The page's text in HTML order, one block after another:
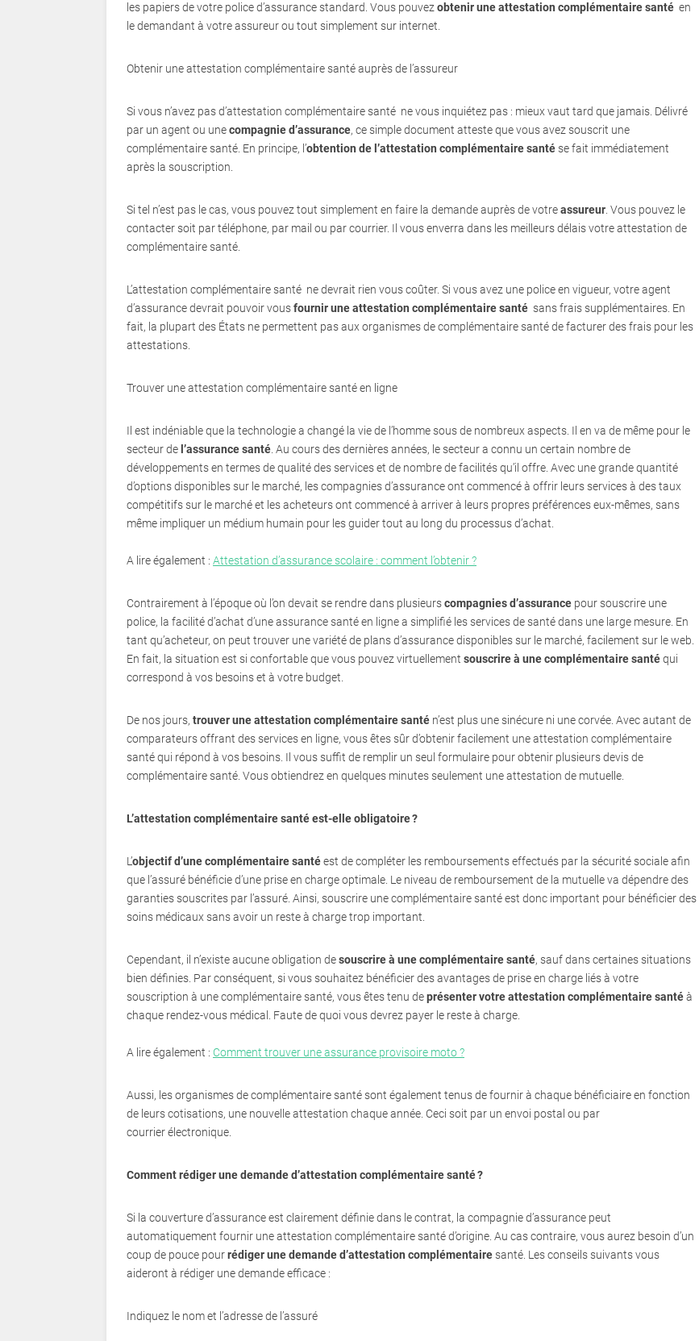
les papiers de votre police d’assurance standard. Vous pouvezobtenir une attestation complémentaire santé en
le demandant à votre assureur ou tout simplement sur internet.
Obtenir une attestation complémentaire santé auprès de l’assureur
Si vous n’avez pas d’attestation complémentaire santé ne vous inquiétez pas : mieux vaut tard que jamais. Délivré
par un agent ou unecompagnie d’assurance, ce simple document atteste que vous avez souscrit une
complémentaire santé. En principe, l’obtention de l’attestation complémentaire santé se fait immédiatement
après la souscription.
Si tel n’est pas le cas, vous pouvez tout simplement en faire la demande auprès de votreassureur. Vous pouvez le
contacter soit par téléphone, par mail ou par courrier. Il vous enverra dans les meilleurs délais votre attestation de
complémentaire santé.
L’attestation complémentaire santé ne devrait rien vous coûter. Si vous avez une police en vigueur, votre agent
d’assurance devrait pouvoir vousfournir une attestation complémentaire santé sans frais supplémentaires. En
fait, la plupart des États ne permettent pas aux organismes de complémentaire santé de facturer des frais pour les
attestations.
Trouver une attestation complémentaire santé en ligne
Il est indéniable que la technologie a changé la vie de l’homme sous de nombreux aspects. Il en va de même pour le
secteur de l’assurance santé. Au cours des dernières années, le secteur a connu un certain nombre de
développements en termes de qualité des services et de nombre de facilités qu’il offre. Avec une grande quantité
d’options disponibles sur le marché, les compagnies d’assurance ont commencé à offrir leurs services à des taux
compétitifs sur le marché et les acheteurs ont commencé à arriver à leurs propres préférences eux-mêmes, sans
même impliquer un médium humain pour les guider tout au long du processus d’achat.
A lire également : Attestation d’assurance scolaire : comment l’obtenir ?
Contrairement à l’époque où l’on devait se rendre dans plusieurscompagnies d’assurance pour souscrire une
police, la facilité d’achat d’une assurance santé en ligne a simplifié les services de santé dans une large mesure. En
tant qu’acheteur, on peut trouver une variété de plans d’assurance disponibles sur le marché, facilement sur le web.
En fait, la situation est si confortable que vous pouvez virtuellement souscrire à une complémentaire santéqui
correspond à vos besoins et à votre budget.
De nos jours, trouver une attestation complémentaire santé n’est plus une sinécure ni une corvée. Avec autant de
comparateurs offrant des services en ligne, vous êtes sûr d’obtenir facilement une attestation complémentaire
santé qui répond à vos besoins. Il vous suffit de remplir un seul formulaire pour obtenir plusieurs devis de
complémentaire santé. Vous obtiendrez en quelques minutes seulement une attestation de mutuelle.
L’attestation complémentaire santé est-elle obligatoire ?
L’objectif d’une complémentaire santéest de compléter les remboursements effectués par la sécurité sociale afin
que l’assuré bénéficie d’une prise en charge optimale. Le niveau de remboursement de la mutuelle va dépendre des
garanties souscrites par l’assuré. Ainsi, souscrire une complémentaire santé est donc important pour bénéficier des
soins médicaux sans avoir un reste à charge trop important.
Cependant, il n’existe aucune obligation desouscrire à une complémentaire santé, sauf dans certaines situations
bien définies. Par conséquent, si vous souhaitez bénéficier des avantages de prise en charge liés à votre
souscription à une complémentaire santé, vous êtes tenu deprésenter votre attestation complémentaire santéà
chaque rendez-vous médical. Faute de quoi vous devrez payer le reste à charge.
A lire également : Comment trouver une assurance provisoire moto ?
Aussi, les organismes de complémentaire santé sont également tenus de fournir à chaque bénéficiaire en fonction
de leurs cotisations, une nouvelle attestation chaque année. Ceci soit par un envoi postal ou par
courrier électronique.
Comment rédiger une demande d’attestation complémentaire santé ?
Si la couverture d’assurance est clairement définie dans le contrat, la compagnie d’assurance peut
automatiquement fournir une attestation complémentaire santé d’origine. Au cas contraire, vous aurez besoin d’un
coup de pouce pourrédiger une demande d’attestation complémentaire santé. Les conseils suivants vous
aideront à rédiger une demande efficace :
Indiquez le nom et l’adresse de l’assuré